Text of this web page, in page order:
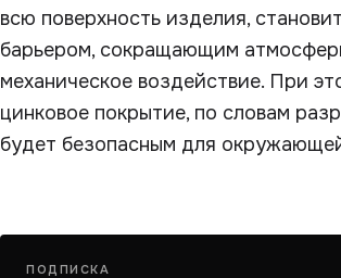
всю поверхность изделия,
барьером, сокращающим
механическое воздействие. При
цинковое покрытие, по словам
будет безопасным для
ПОДПИСКА